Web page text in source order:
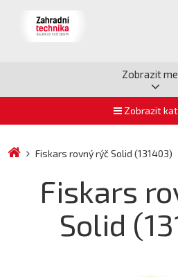
Zobrazit
Zobrazit
Fiskars rovný rýč Solid (131403)
Fiskars
Solid